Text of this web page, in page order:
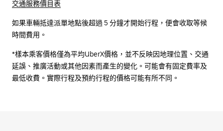
交通服務價目表
如果車輛抵達派單地點後超過 5 分鐘才開始行程，便會收取等候
時間費用。
*樣本乘客價格僅為平均UberX價格，並不反映因地理位置、交通
延誤、推廣活動或其他因素而產生的變化。可能會有固定費率及
最低收費。實際行程及預約行程的價格可能有所不同。